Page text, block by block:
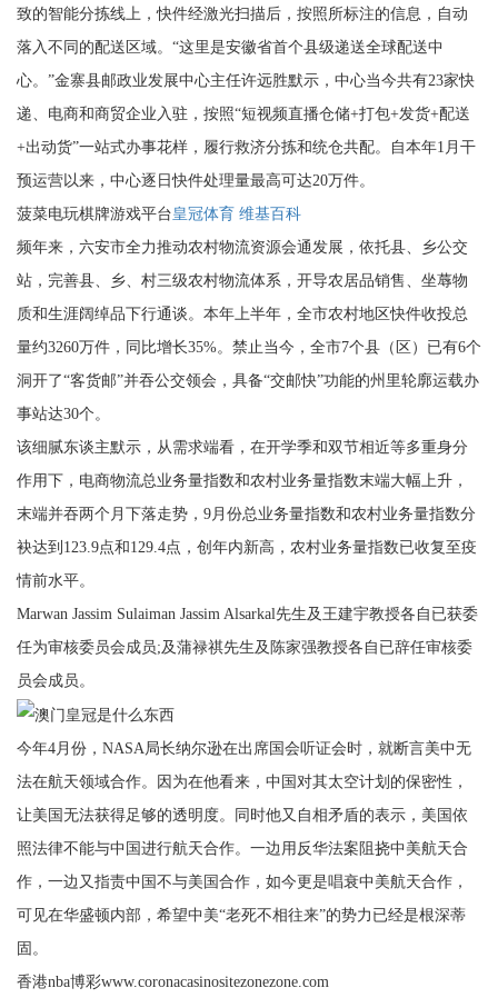
致的智能分拣线上，快件经激光扫描后，按照所标注的信息，自动
落入不同的配送区域。“这里是安徽省首个县级递送全球配送中
心。”金寨县邮政业发展中心主任许远胜默示，中心当今共有23家快
递、电商和商贸企业入驻，按照“短视频直播仓储+打包+发货+配送
+出动货”一站式办事花样，履行救济分拣和统仓共配。自本年1月干
预运营以来，中心逐日快件处理量最高可达20万件。
菠菜电玩棋牌游戏平台皇冠体育 维基百科
频年来，六安市全力推动农村物流资源会通发展，依托县、乡公交
站，完善县、乡、村三级农村物流体系，开导农居品销售、坐蓐物
质和生涯阔绰品下行通谈。本年上半年，全市农村地区快件收投总
量约3260万件，同比增长35%。禁止当今，全市7个县（区）已有6个
洞开了“客货邮”并吞公交领会，具备“交邮快”功能的州里轮廓运载办
事站达30个。
该细腻东谈主默示，从需求端看，在开学季和双节相近等多重身分
作用下，电商物流总业务量指数和农村业务量指数末端大幅上升，
末端并吞两个月下落走势，9月份总业务量指数和农村业务量指数分
袂达到123.9点和129.4点，创年内新高，农村业务量指数已收复至疫
情前水平。
Marwan Jassim Sulaiman Jassim Alsarkal先生及王建宇教授各自已获委
任为审核委员会成员;及蒲禄祺先生及陈家强教授各自已辞任审核委
员会成员。
今年4月份，NASA局长纳尔逊在出席国会听证会时，就断言美中无
法在航天领域合作。因为在他看来，中国对其太空计划的保密性，
让美国无法获得足够的透明度。同时他又自相矛盾的表示，美国依
照法律不能与中国进行航天合作。一边用反华法案阻挠中美航天合
作，一边又指责中国不与美国合作，如今更是唱衰中美航天合作，
可见在华盛顿内部，希望中美“老死不相往来”的势力已经是根深蒂
固。
香港nba博彩www.coronacasinositezonezone.com